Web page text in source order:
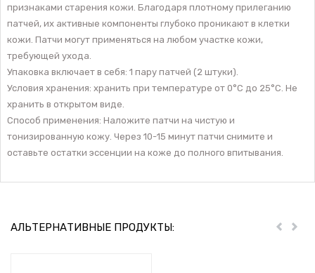
признаками старения кожи. Благодаря плотному прилеганию
патчей, их активные компоненты глубоко проникают в клетки
кожи. Патчи могут применяться на любом участке кожи,
требующей ухода.
Упаковка включает в себя: 1 пару патчей (2 штуки).
Условия хранения: хранить при температуре от 0°С до 25°С. Не
хранить в открытом виде.
Способ применения: Наложите патчи на чистую и
тонизированную кожу. Через 10-15 минут патчи снимите и
оставьте остатки эссенции на коже до полного впитывания.
АЛЬТЕРНАТИВНЫЕ ПРОДУКТЫ: Пред